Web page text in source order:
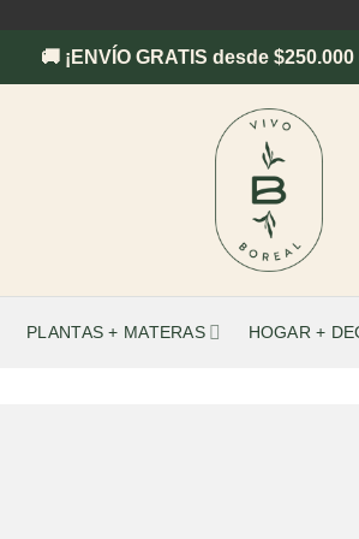
🚚 ¡ENVÍO GRATIS desde
PLANTAS + MATERAS HOGAR +